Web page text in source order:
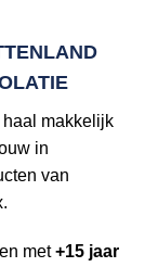
haal makkelijk
in
van
met+15 jaar